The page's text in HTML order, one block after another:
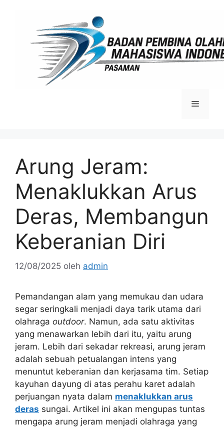
Menu
Arung Jeram:
Menaklukkan Arus
Deras, Membangun
Keberanian Diri
12/08/2025 oleh admin
Pemandangan alam yang memukau dan udara
segar seringkali menjadi daya tarik utama dari
olahraga outdoor. Namun, ada satu aktivitas
yang menawarkan lebih dari itu, yaitu arung
jeram. Lebih dari sekadar rekreasi, arung jeram
adalah sebuah petualangan intens yang
menuntut keberanian dan kerjasama tim. Setiap
kayuhan dayung di atas perahu karet adalah
perjuangan nyata dalam menaklukkan arus
deras sungai. Artikel ini akan mengupas tuntas
mengapa arung jeram menjadi olahraga yang